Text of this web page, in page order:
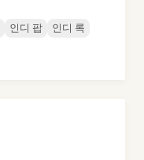
인디 팝
인디 록